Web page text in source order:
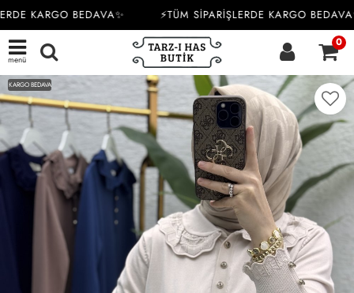
KARGO BEDAVA✨ ⚡TÜM SİPARİŞLERDE KARGO
menü
0
KARGO BEDAVA